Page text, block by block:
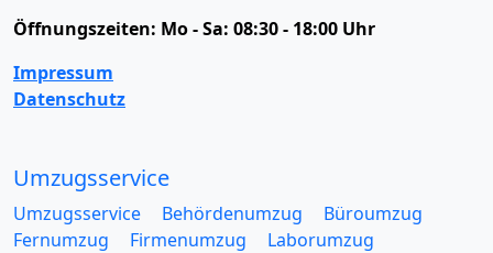
Öffnungszeiten: Mo - Sa: 08:30 - 18:00 Uhr
Impressum
Datenschutz
Umzugsservice
Umzugsservice Behördenumzug
Büroumzug
Fernumzug
Firmenumzug
Laborumzug